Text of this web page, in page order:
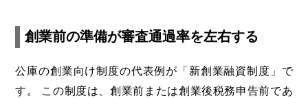
創業前の準備が審査通過率を左右する
公庫の創業向け制度の代表例が「新創業融資制度」で
す。
この制度は、創業前または創業後税務申告前であ